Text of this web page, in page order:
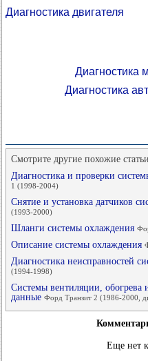
Диагностика двигателя
Диагностика
Диагностика
Смотрите другие похожие
Диагностика и проверки
1 (1998-2004)
Снятие и установка датчиков
(1993-2000)
Шланги системы охлаждения
Описание системы охлаждения
Диагностика неисправностей
(1994-1998)
Системы вентиляции,
данные Форд Транзит 2 (1986-2000,
Еще нет